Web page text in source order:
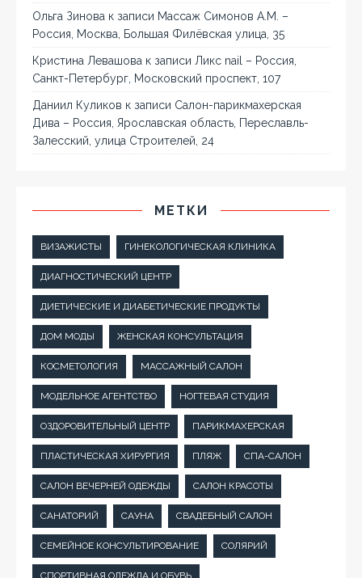
Ольга Зинова к записи Массаж Симонов А.М. –
Россия, Москва, Большая Филёвская улица, 35
Кристина Левашова к записи Ликс nail – Россия,
Санкт-Петербург, Московский проспект, 107
Даниил Куликов к записи Салон-парикмахерская
Дива – Россия, Ярославская область, Переславль-
Залесский, улица Строителей, 24
МЕТКИ
ВИЗАЖИСТЫ ГИНЕКОЛОГИЧЕСКАЯ КЛИНИКА
ДИАГНОСТИЧЕСКИЙ ЦЕНТР
ДИЕТИЧЕСКИЕ И ДИАБЕТИЧЕСКИЕ ПРОДУКТЫ
ДОМ МОДЫ ЖЕНСКАЯ КОНСУЛЬТАЦИЯ
КОСМЕТОЛОГИЯ МАССАЖНЫЙ САЛОН
МОДЕЛЬНОЕ АГЕНТСТВО НОГТЕВАЯ СТУДИЯ
ОЗДОРОВИТЕЛЬНЫЙ ЦЕНТР ПАРИКМАХЕРСКАЯ
ПЛАСТИЧЕСКАЯ ХИРУРГИЯ ПЛЯЖ СПА-САЛОН
САЛОН ВЕЧЕРНЕЙ ОДЕЖДЫ САЛОН КРАСОТЫ
САНАТОРИЙ САУНА СВАДЕБНЫЙ САЛОН
СЕМЕЙНОЕ КОНСУЛЬТИРОВАНИЕ СОЛЯРИЙ
СПОРТИВНАЯ ОДЕЖДА И ОБУВЬ